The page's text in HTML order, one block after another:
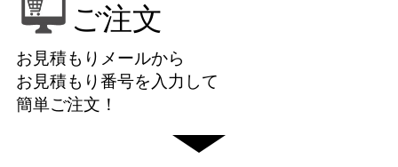
ご注文
お見積もりメールから
お見積もり番号を入力して
簡単ご注文！